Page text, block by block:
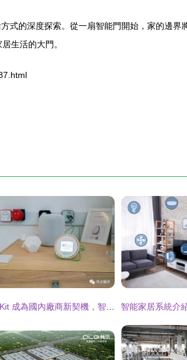
式的深度探索。從一扇智能門開始，家的邊界
生活的大門。